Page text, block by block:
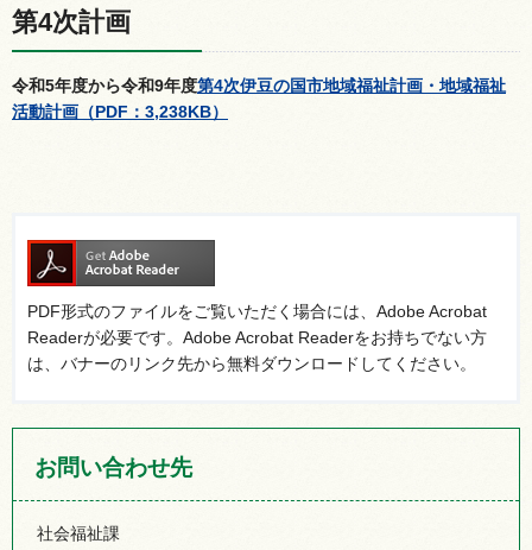
第4次計画
令和5年度から令和9年度第4次伊豆の国市地域福祉計画・地域福祉
活動計画（PDF：3,238KB）
PDF形式のファイルをご覧いただく場合には、Adobe Acrobat
Readerが必要です。Adobe Acrobat Readerをお持ちでない方
は、バナーのリンク先から無料ダウンロードしてください。
お問い合わせ先
社会福祉課